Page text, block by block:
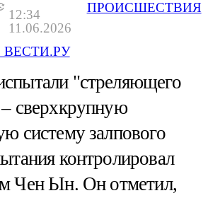
12:34
11.06.2026
ПРОИСШЕСТВИЯ
"стреляющего
сверхкрупную
систему залпового
контролировал
Чен Ын. Он отметил,